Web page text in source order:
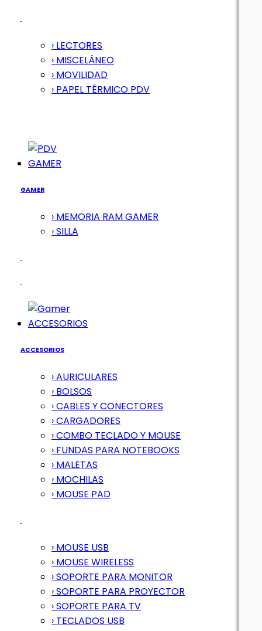
› LECTORES
› MISCELÁNEO
› MOVILIDAD
› PAPEL TÉRMICO PDV
GAMER
GAMER
› MEMORIA RAM GAMER
› SILLA
ACCESORIOS
ACCESORIOS
› AURICULARES
› BOLSOS
› CABLES Y CONECTORES
› CARGADORES
› COMBO TECLADO Y MOUSE
› FUNDAS PARA NOTEBOOKS
› MALETAS
› MOCHILAS
› MOUSE PAD
› MOUSE USB
› MOUSE WIRELESS
› SOPORTE PARA MONITOR
› SOPORTE PARA PROYECTOR
› SOPORTE PARA TV
› TECLADOS USB